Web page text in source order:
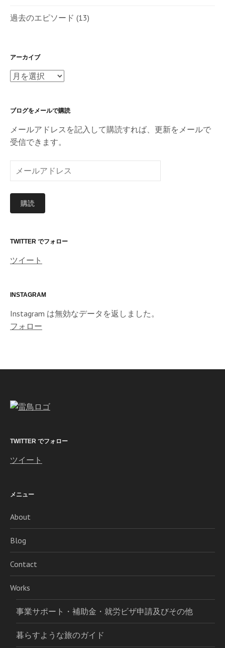
過去のエピソード (13)
アーカイブ
ア
イ
ブ
ブログをメールで購読
メールアドレスを記入して購読すれば、更新をメールで
受信できます。
ー
ル
ド
ス
購読
TWITTER でフォロー
ツイート
INSTAGRAM
Instagram は無効なデータを返しました。
フォロー
TWITTER でフォロー
ツイート
メニュー
About
Blog
Contact
Works
事業サポート・補助金・就労ビザ申請及びその他
暮らすような旅のガイド